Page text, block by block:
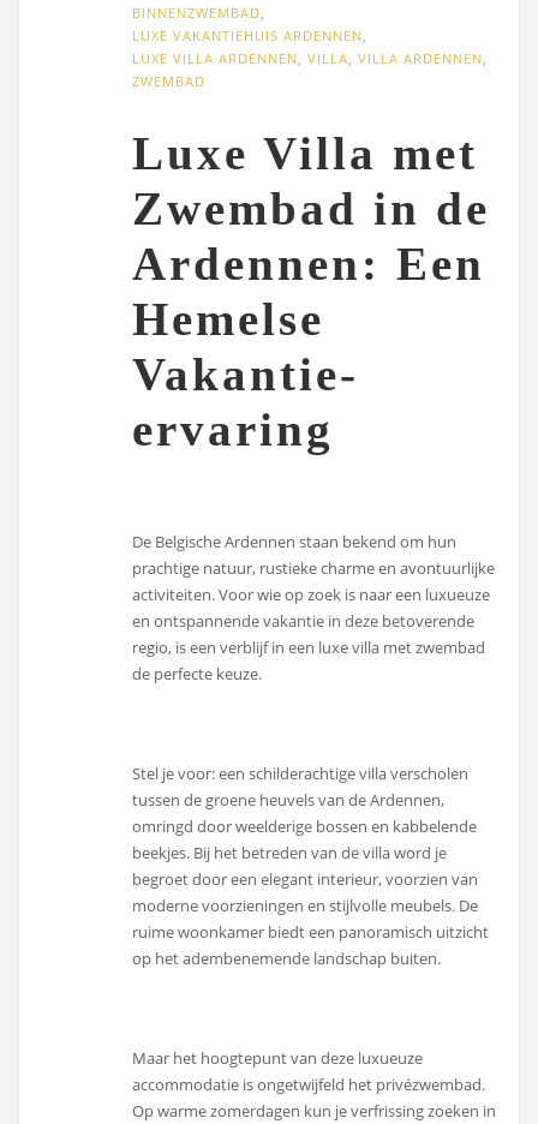
BINNENZWEMBAD
LUXE VAKANTIEHUIS ARDENNEN
LUXE VILLA ARDENNEN ,VILLA ,VILLA ARDENNEN
ZWEMBAD
Luxe Villa met
Zwembad in de
Ardennen: Een
Hemelse
Vakantie-
ervaring
De Belgische Ardennen staan bekend om hun
prachtige natuur, rustieke charme en avontuurlijke
activiteiten. Voor wie op zoek is naar een luxueuze
en ontspannende vakantie in deze betoverende
regio, is een verblijf in een luxe villa met zwembad
de perfecte keuze.
Stel je voor: een schilderachtige villa verscholen
tussen de groene heuvels van de Ardennen,
omringd door weelderige bossen en kabbelende
beekjes. Bij het betreden van de villa word je
begroet door een elegant interieur, voorzien van
moderne voorzieningen en stijlvolle meubels. De
ruime woonkamer biedt een panoramisch uitzicht
op het adembenemende landschap buiten.
Maar het hoogtepunt van deze luxueuze
accommodatie is ongetwijfeld het privézwembad.
Op warme zomerdagen kun je verfrissing zoeken in